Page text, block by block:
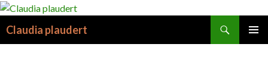
Claudia plaudert